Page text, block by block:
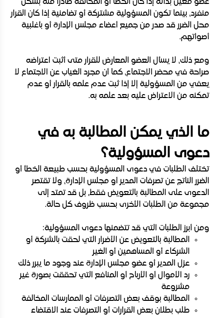
عضو معين بذاته إذا كان الخطأ أو المخالفة صادراً منه بشكل
منفرد، بينما تكون المسؤولية مشتركة أو تضامنية إذا كان القرار
محل الضرر قد صدر من جميع أعضاء مجلس الإدارة أو بأغلبية
أصواتهم.
ومع ذلك، لا يسأل العضو المعارض للقرار متى أثبت اعتراضه
صراحة في محضر الاجتماع، كما أن مجرد الغياب عن الاجتماع لا
يعفي من المسؤولية إلا إذا ثبت عدم علمه بالقرار أو عدم
تمكنه من الاعتراض عليه بعد علمه به.
ما الذي يمكن المطالبة به في
دعوى المسؤولية؟
تختلف الطلبات في دعوى المسؤولية بحسب طبيعة الخطأ أو
الضرر الناتج عن تصرفات المدير أو مجلس الإدارة، ولا تقتصر
الدعوى على المطالبة بالتعويض فقط، بل قد تمتد إلى
مجموعة من الطلبات الأخرى بحسب ظروف كل حالة.
ومن أبرز الطلبات التي قد تتضمنها دعوى المسؤولية:
المطالبة بالتعويض عن الأضرار التي لحقت بالشركة أو
الشركاء أو المساهمين أو الغير
عزل المدير أو عضو مجلس الإدارة عند وجود ما يبرر ذلك
رد الأموال أو الأرباح أو المنافع التي تحققت بصورة غير
مشروعة
المطالبة بوقف بعض التصرفات أو الممارسات المخالفة
طلب بطلان بعض القرارات أو التصرفات عند الاقتضاء